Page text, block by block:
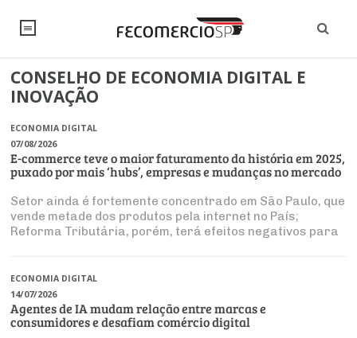
NOTÍCIAS
Artigos
Institucional
Debates Fecomercio-SP
UM BRASIL
UM BRASIL
Economia
Pesquisas
Brasil
Modernização do Estado
Economia Digital
Legislação
Trabalho
Arbitragem e Mediação
Reforma Tributária
Varejo
Atacado
Sustentabilidade
ESG
Últimas Notícias
PESQUISAS
FALE CONOSCO
Sobre
Imprensa
CONSELHOS
Conselho de Turismo
EMPRESAS
CONSELHO DE ECONOMIA DIGITAL E
INOVAÇÃO
ECONOMIA DIGITAL
07/08/2026
E-commerce teve o maior faturamento da história em 2025,
puxado por mais ‘hubs’, empresas e mudanças no mercado
Setor ainda é fortemente concentrado em São Paulo, que
vende metade dos produtos pela internet no País;
Reforma Tributária, porém, terá efeitos negativos para
ECONOMIA DIGITAL
14/07/2026
Agentes de IA mudam relação entre marcas e
consumidores e desafiam comércio digital